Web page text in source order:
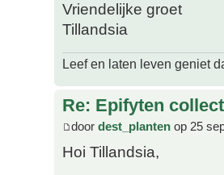
Vriendelijke groet
Tillandsia
Leef en laten leven geniet
Re: Epifyten
door dest_planten op 25
Hoi Tillandsia,